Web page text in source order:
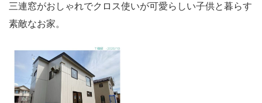
三連窓がおしゃれでクロス使いが可愛らしい子供と暮らす
素敵なお家。